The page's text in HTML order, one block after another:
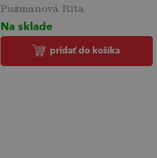
Pužmanová Rita
Na sklade
pridať do košíka